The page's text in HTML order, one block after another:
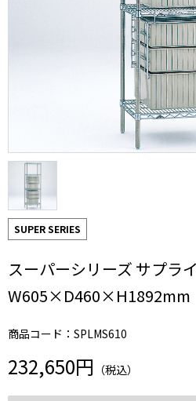
SUPER SERIES
スーパーシリーズ サプラ
W605×D460×H1892mm
商品コード：SPLMS610
232,650円 （税込）